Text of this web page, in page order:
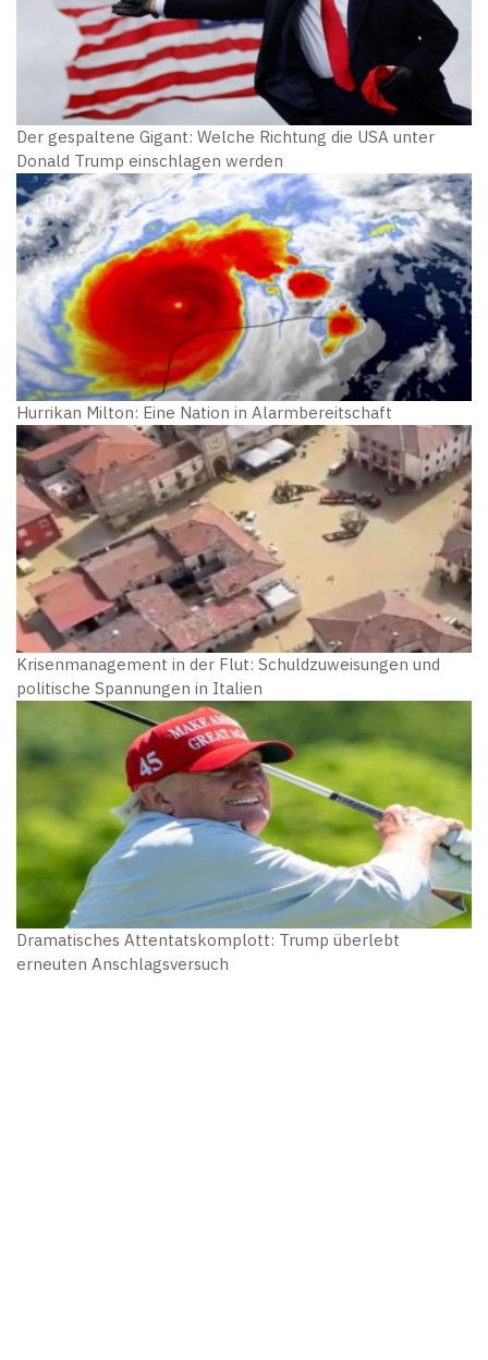
Der gespaltene Gigant: Welche Richtung die USA unter
Donald Trump einschlagen werden
Hurrikan Milton: Eine Nation in Alarmbereitschaft
Krisenmanagement in der Flut: Schuldzuweisungen und
politische Spannungen in Italien
Dramatisches Attentatskomplott: Trump überlebt
erneuten Anschlagsversuch